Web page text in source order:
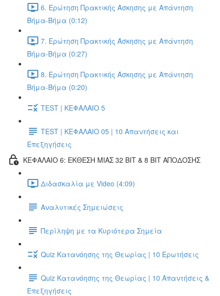
6. Ερώτηση Πρακτικής Άσκησης με Απάντηση
Βήμα-Βήμα (0:12)
7. Ερώτηση Πρακτικής Άσκησης με Απάντηση
Βήμα-Βήμα (0:27)
8. Ερώτηση Πρακτικής Άσκησης με Απάντηση
Βήμα-Βήμα (0:20)
TEST | ΚΕΦΑΛΑΙΟ 5
TEST | ΚΕΦΑΛΑΙΟ 05 | 10 Απαντήσεις και
Επεξηγήσεις
ΚΕΦΑΛΑΙΟ 6: ΕΚΘΕΣΗ ΜΙΑΣ 32 BIT & 8 BIT ΑΠΟΔΟΣΗΣ
Διδασκαλία με Video (4:09)
Αναλυτικές Σημειώσεις
Περίληψη με τα Κυριότερα Σημεία
Quiz Κατανόησης της Θεωρίας | 10 Ερωτήσεις
Quiz Κατανόησης της Θεωρίας | 10 Απαντήσεις &
Επεξηγήσεις